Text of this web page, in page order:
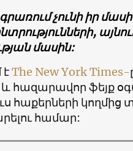
չունի իր
մասին:
The New York Times-
հազարավոր ֆեյք
հաքերների
համար: